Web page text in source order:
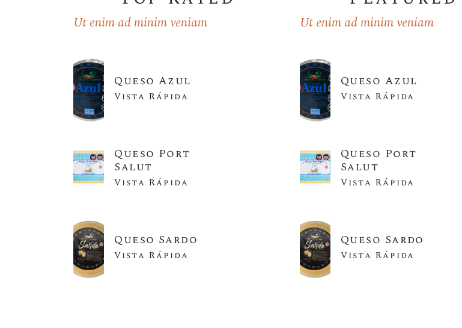
Ut enim ad minim veniam
Queso Azul
Vista Rápida
Queso Port
Salut
Vista Rápida
Queso Sardo
Vista Rápida
Ut enim ad minim veniam
Queso Azul
Vista Rápida
Queso Port
Salut
Vista Rápida
Queso Sardo
Vista Rápida